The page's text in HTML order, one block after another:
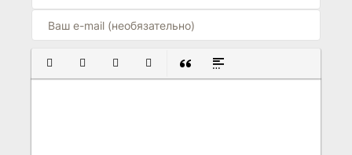
ПОЛУЖИРНЫЙ
КУРСИВПОДЧЕРКНУТЫЙ
ЗАЧЕРКНУТЫЙ
ВСТАВКА ЦИТАТЫ
ВСТАВКА СПОЙЛЕРА